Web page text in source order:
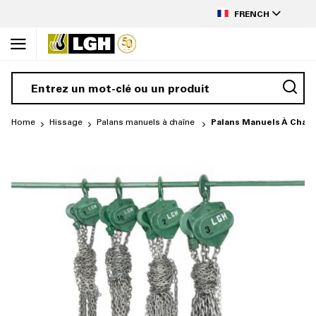
FRENCH
Home Hissage Palans manuels à chaîne Palans Manuels À